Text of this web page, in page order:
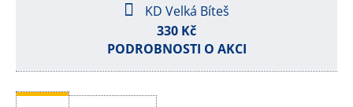
KD Velká Bíteš
330 Kč
PODROBNOSTI O AKCI